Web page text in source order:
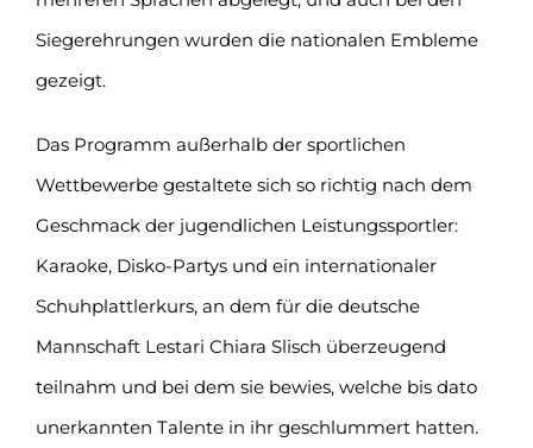
Siegerehrungen wurden die nationalen Embleme
gezeigt.
Das Programm außerhalb der sportlichen
Wettbewerbe gestaltete sich so richtig nach dem
Geschmack der jugendlichen Leistungssportler:
Karaoke, Disko-Partys und ein internationaler
Schuhplattlerkurs, an dem für die deutsche
Mannschaft Lestari Chiara Slisch überzeugend
teilnahm und bei dem sie bewies, welche bis dato
unerkannten Talente in ihr geschlummert hatten.